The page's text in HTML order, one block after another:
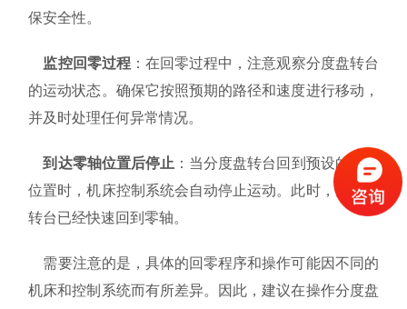
保安全性。
监控回零过程：在回零过程中，注意观察分度盘转台
的运动状态。确保它按照预期的路径和速度进行移动，
并及时处理任何异常情况。
到达零轴位置后停止 ：当分度盘转台回到预设的零轴
位置时，机床控制系统会自动停止运动。此时，分度盘
转台已经快速回到零轴。
需要注意的是，具体的回零程序和操作可能因不同的
机床和控制系统而有所差异。因此，建议在操作分度盘